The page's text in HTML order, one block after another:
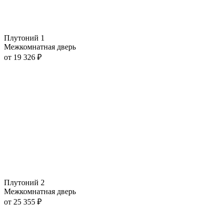
Плутоний 1
Межкомнатная дверь
от 19 326 ₽
Плутоний 2
Межкомнатная дверь
от 25 355 ₽